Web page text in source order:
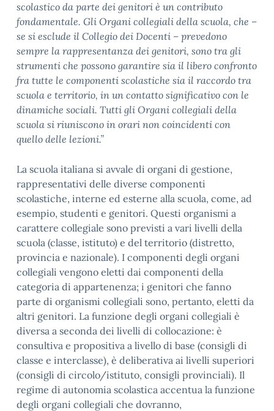
scolastico da parte dei genitori è un contributo
fondamentale. Gli Organi collegiali della scuola, che –
se si esclude il Collegio dei Docenti – prevedono
sempre la rappresentanza dei genitori, sono tra gli
strumenti che possono garantire sia il libero confronto
fra tutte le componenti scolastiche sia il raccordo tra
scuola e territorio, in un contatto significativo con le
dinamiche sociali. Tutti gli Organi collegiali della
scuola si riuniscono in orari non coincidenti con
quello delle lezioni.”
La scuola italiana si avvale di organi di gestione,
rappresentativi delle diverse componenti
scolastiche, interne ed esterne alla scuola, come, ad
esempio, studenti e genitori. Questi organismi a
carattere collegiale sono previsti a vari livelli della
scuola (classe, istituto) e del territorio (distretto,
provincia e nazionale). I componenti degli organi
collegiali vengono eletti dai componenti della
categoria di appartenenza; i genitori che fanno
parte di organismi collegiali sono, pertanto, eletti da
altri genitori. La funzione degli organi collegiali è
diversa a seconda dei livelli di collocazione: è
consultiva e propositiva a livello di base (consigli di
classe e interclasse), è deliberativa ai livelli superiori
(consigli di circolo/istituto, consigli provinciali). Il
regime di autonomia scolastica accentua la funzione
degli organi collegiali che dovranno,